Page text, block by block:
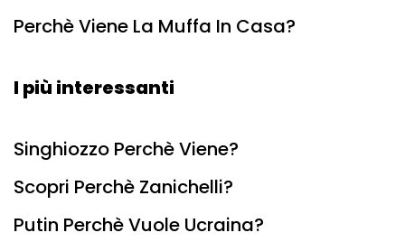
Perchè Viene La Muffa In Casa?
I più interessanti
Singhiozzo Perchè Viene?
Scopri Perchè Zanichelli?
Putin Perchè Vuole Ucraina?